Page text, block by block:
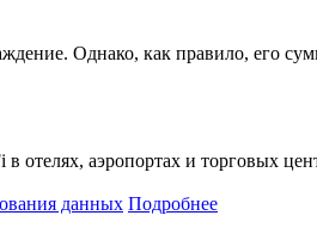
Однако, как правило, его
отелях, аэропортах и торговых
Подробнее